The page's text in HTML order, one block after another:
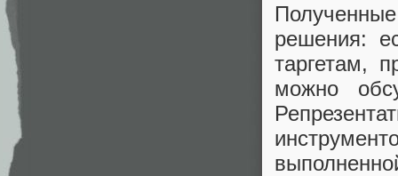
решения:
таргетам,
можно